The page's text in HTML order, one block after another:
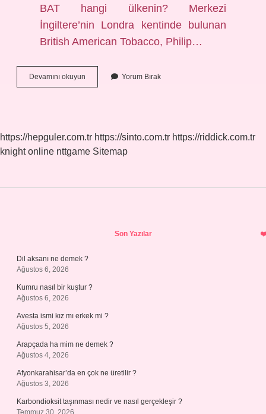
BAT hangi ülkenin? Merkezi
İngiltere’nin Londra kentinde bulunan
British American Tobacco, Philip…
Devamını okuyun
Kripto
Yorum Bırak
https://hepguler.com.tr https://sinto.com.tr https://riddick.com.tr
knight online nttgame Sitemap
Son Yazılar
Dil aksanı ne demek ?
Ağustos 6, 2026
Kumru nasıl bir kuştur ?
Ağustos 6, 2026
Avesta ismi kız mı erkek mi ?
Ağustos 5, 2026
Arapçada ha mim ne demek ?
Ağustos 4, 2026
Afyonkarahisar’da en çok ne üretilir ?
Ağustos 3, 2026
Karbondioksit taşınması nedir ve nasıl gerçekleşir ?
Temmuz 30, 2026